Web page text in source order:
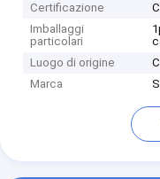
Certificazione
Imballaggi
particolari
Luogo di origine
Marca